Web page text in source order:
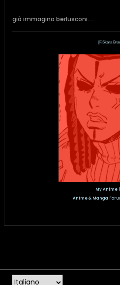
già immagino berlusconi.....
[F.Skara
My Anime
Anime & Manga